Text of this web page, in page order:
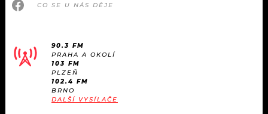
HUDBA
#NEBUDUDOMA
KALENDÁŘ
JAK NALADIT
RÁDIO
APLIKACE
PROGRAM
SOUTĚŽE
CO SE U NÁS DĚJE
90.3 FM
PRAHA A OKOLÍ
103 FM
PLZEŇ
102.4 FM
BRNO
DALŠÍ VYSÍLAČE